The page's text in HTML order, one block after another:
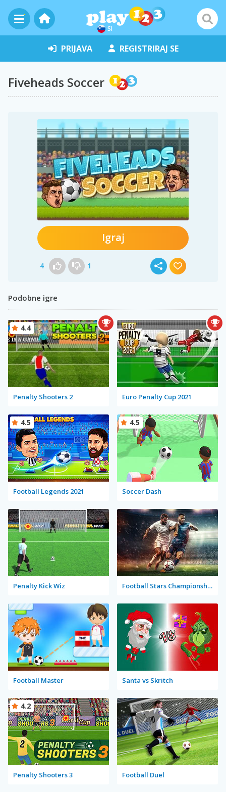
SI
PRIJAVA REGISTRIRAJ SE
Fiveheads Soccer
Igraj
4 1
Podobne igre
Penalty Shooters 2
4.4
Euro Penalty Cup 2021
Football Legends 2021
4.5
Soccer Dash
4.5
Penalty Kick Wiz Football Stars Championship
Football Master Santa vs Skritch
Penalty Shooters 3
4.2
Football Duel